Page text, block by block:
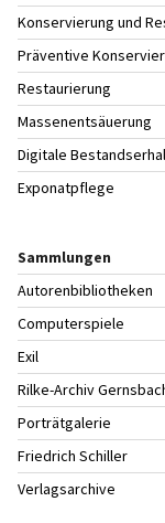
Konservierung und
Präventive
Restaurierung
Massenentsäuerung
Digitale
Exponatpflege
Sammlungen
Autorenbibliotheken
Computerspiele
Exil
Rilke-Archiv
Porträtgalerie
Friedrich Schiller
Verlagsarchive